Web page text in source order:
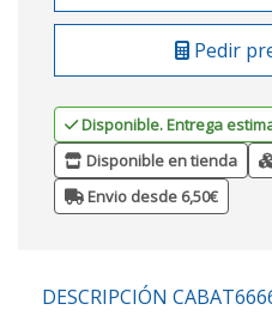
Pedir
Disponible. Entrega
Disponible en tienda
Envio desde 6,50€
DESCRIPCIÓN